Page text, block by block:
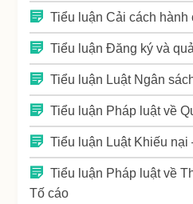
Tiểu luận Cải cách
Tiểu luận Đăng ký và
Tiểu luận Luật Ngân
Tiểu luận Pháp luật về
Tiểu luận Luật Khiếu
Tiểu luận Pháp luật về
Tố cáo